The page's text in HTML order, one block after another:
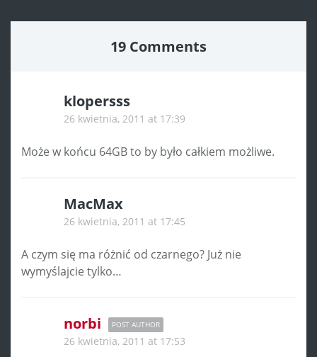
19 Comments
klopersss
26 kwietnia, 2011 at 17:39
Może w końcu 64GB to by było całkiem możliwe.
MacMax
26 kwietnia, 2011 at 17:45
A czym się ma różnić od czarnego? Już nie
wymyślajcie tylko…
norbi POST AUTHOR
26 kwietnia, 2011 at 17:53